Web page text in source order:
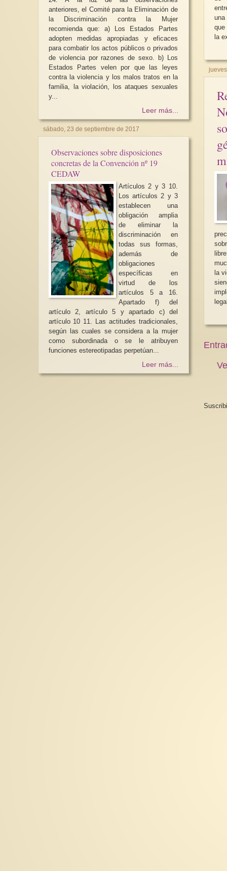
anteriores, el Comité para la Eliminación de
la Discriminación contra la Mujer
recomienda que: a) Los Estados Partes
adopten medidas apropiadas y eficaces
para combatir los actos públicos o privados
de violencia por razones de sexo. b) Los
Estados Partes velen por que las leyes
contra la violencia y los malos tratos en la
familia, la violación, los ataques sexuales
y...
Leer más...
sábado, 23 de septiembre de 2017
Observaciones sobre disposiciones
concretas de la Convención nº 19
CEDAW
Artículos 2 y 3 10.
Los artículos 2 y 3
establecen una
obligación amplia
de eliminar la
discriminación en
todas sus formas,
además de
obligaciones
específicas en
virtud de los
artículos 5 a 16.
Apartado f) del
artículo 2, artículo 5 y apartado c) del
artículo 10 11. Las actitudes tradicionales,
según las cuales se considera a la mujer
como subordinada o se le atribuyen
funciones estereotipadas perpetúan...
Leer más...
que
la
libre de
la